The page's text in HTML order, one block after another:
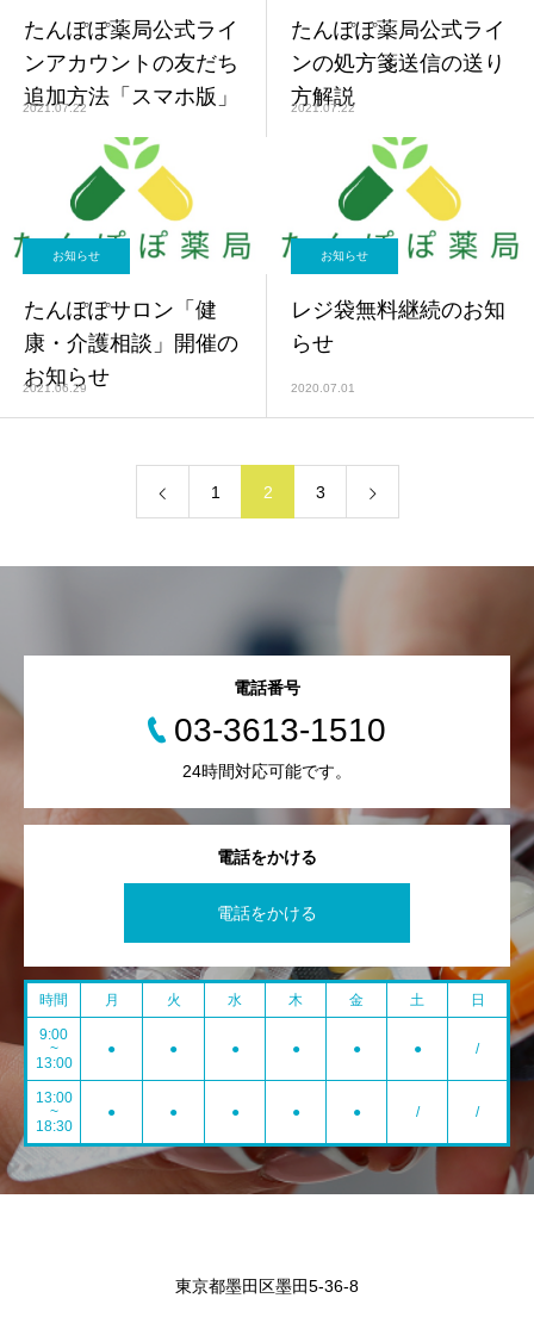
たんぽぽ薬局公式ライ
ンアカウントの友だち
追加方法「スマホ版」
2021.07.22
たんぽぽ薬局公式ライ
ンの処方箋送信の送り
方解説
2021.07.22
お知らせ
たんぽぽサロン「健
康・介護相談」開催の
お知らせ
2021.06.29
お知らせ
レジ袋無料継続のお知
らせ
2020.07.01
1 2 3
電話をかける
電話をかける
電話番号
03-3613-1510
24時間対応可能です。
時間 月 火 水 木 金 土 日
9:00
~
13:00
● ● ● ● ● ● /
13:00
~
18:30
● ● ● ● ● / /
東京都墨田区墨田5-36-8